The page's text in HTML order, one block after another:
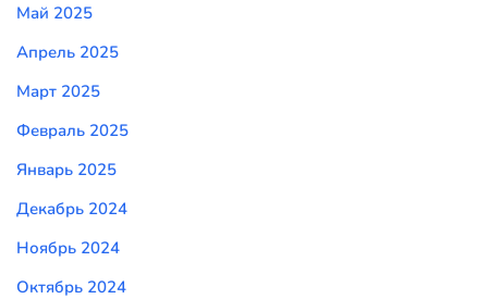
Май 2025
Апрель 2025
Март 2025
Февраль 2025
Январь 2025
Декабрь 2024
Ноябрь 2024
Октябрь 2024